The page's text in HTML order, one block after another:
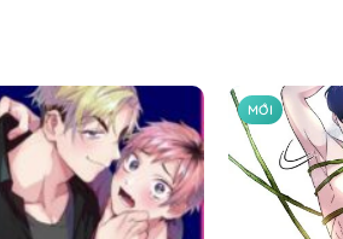
MỚI